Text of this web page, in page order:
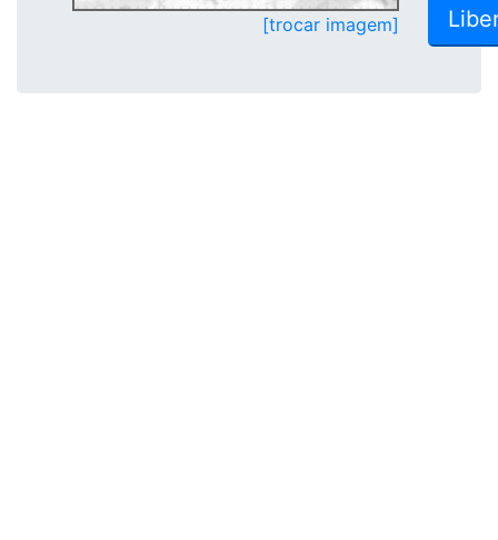
[trocar imagem]